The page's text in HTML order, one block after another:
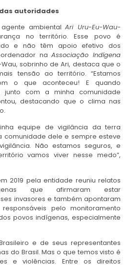
autoridades
ambientalAri Uru-Eu-Wau-
no território. Esse povo é
e não têm apoio efetivo dos
naAssociação Indígena
sobrinho de Ari, destaca que o
tensão ao território. “Estamos
o que aconteceu! E quando
junto com a minha comunidade
destacando que o clima nas
equipe de vigilância da terra
comunidade dele e sempre esteve
Não estamos seguros, e
vamos viver nesse medo”,
2019 pela entidade reuniu relatos
que afirmaram estar
invasores e também apontaram
pelo monitoramento
povos indígenas, especialmente
e de seus representantes
do Brasil. Mas o que temos visto é
e violências. Entre os direitos